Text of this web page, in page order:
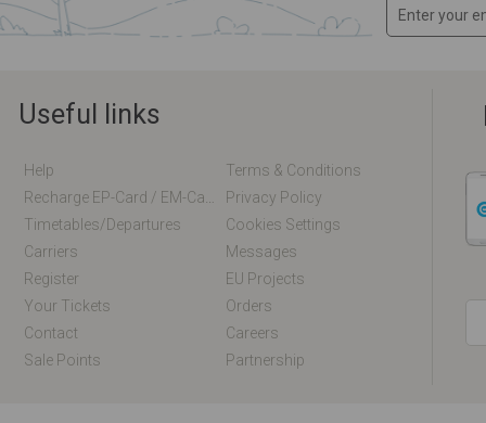
Useful links
Help
Terms & Conditions
Privacy Policy
Timetables/departures
Cookies Settings
Carriers
Messages
Register
EU Projects
Your Tickets
Orders
Contact
Careers
Sale Points
Partnership